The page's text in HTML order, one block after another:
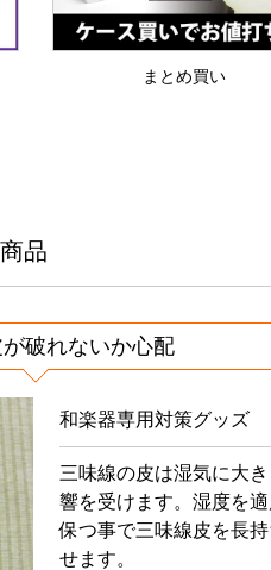
まとめ買い
品
破れないか心配
和楽器専用対策グッズ
三味線の皮は湿気に大
響を受けます。湿度を
保つ事で三味線皮を長
せます。